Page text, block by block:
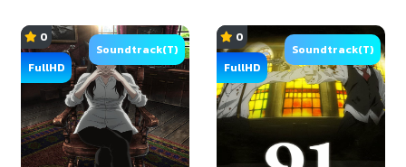
0
FullHD
Soundtrack(T)
0
FullHD
Soundtrack(T)